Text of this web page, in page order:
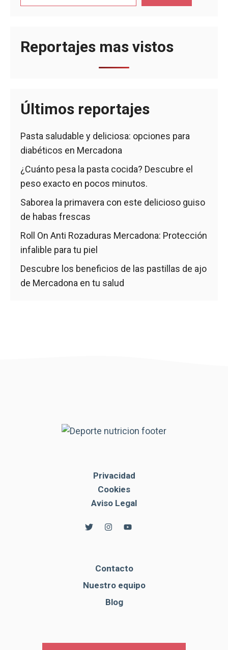
Reportajes mas vistos
Últimos reportajes
Pasta saludable y deliciosa: opciones para
diabéticos en Mercadona
¿Cuánto pesa la pasta cocida? Descubre el
peso exacto en pocos minutos.
Saborea la primavera con este delicioso guiso
de habas frescas
Roll On Anti Rozaduras Mercadona: Protección
infalible para tu piel
Descubre los beneficios de las pastillas de ajo
de Mercadona en tu salud
Privacidad
Cookies
Aviso Legal
Contacto
Nuestro equipo
Blog